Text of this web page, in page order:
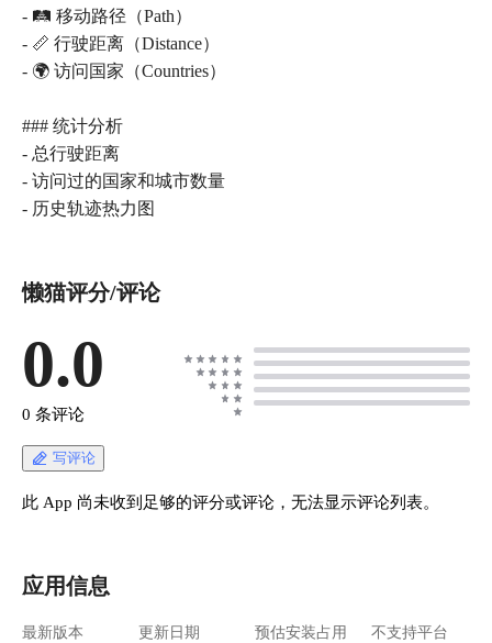
- 🛤️ 移动路径（Path）
- 📏 行驶距离（Distance）
- 🌍 访问国家（Countries）
### 统计分析
- 总行驶距离
- 访问过的国家和城市数量
- 历史轨迹热力图
懒猫评分/评论
0.0
0 条评论
写评论
此 App 尚未收到足够的评分或评论，无法显示评论列表。
应用信息
最新版本 更新日期 预估安装占用 不支持平台